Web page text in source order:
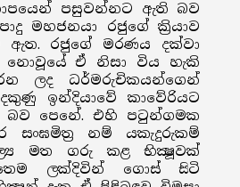
පසුවන්නට ඇති බව
මහජනයා රජුගේ ක්‍රියාව
රජුගේ මරණය දක්වා
නොවූයේ ඒ නිසා විය හැකි
ලද ධර්මරුචිකයන්ගෙන්
ඉන්දියාවේ කාවේරියට
බව පෙනේ. එහි පටුන්ගමක
සංඝමිත්‍ර නම් යකැදුරුකම්
මත ගරු කළ භික්‍ෂූවක්
ලක්දිවින් ගොස් සිටි